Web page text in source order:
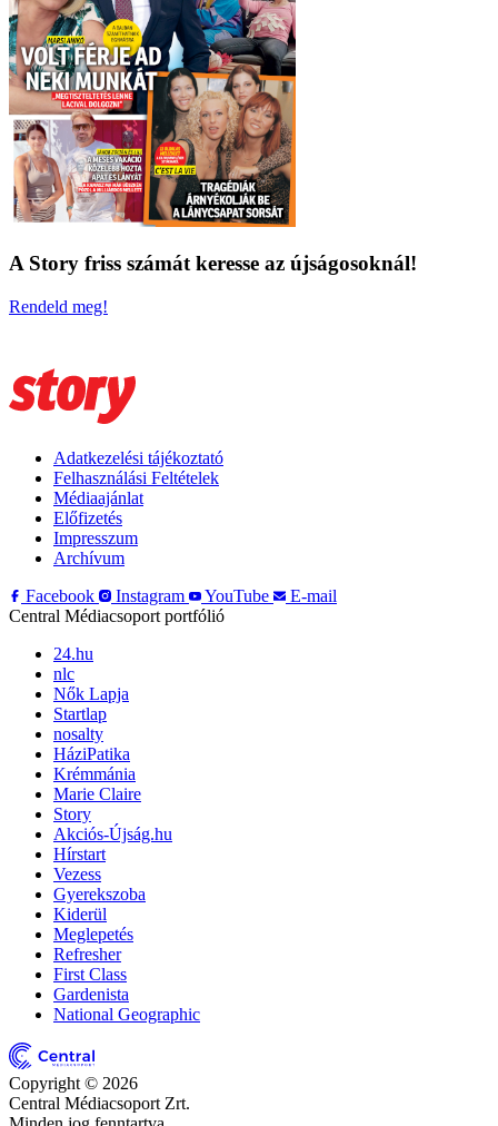
A Story friss számát keresse az újságosoknál!
Rendeld meg!
Adatkezelési tájékoztató
Felhasználási Feltételek
Médiaajánlat
Előfizetés
Impresszum
Archívum
Facebook
Instagram YouTube
E-mail
Central Médiacsoport portfólió
24.hu
nlc
Nők Lapja
Startlap
nosalty
HáziPatika
Krémmánia
Marie Claire
Story
Akciós-Újság.hu
Hírstart
Vezess
Gyerekszoba
Kiderül
Meglepetés
Refresher
First Class
Gardenista
National Geographic
Copyright © 2026
Central Médiacsoport Zrt.